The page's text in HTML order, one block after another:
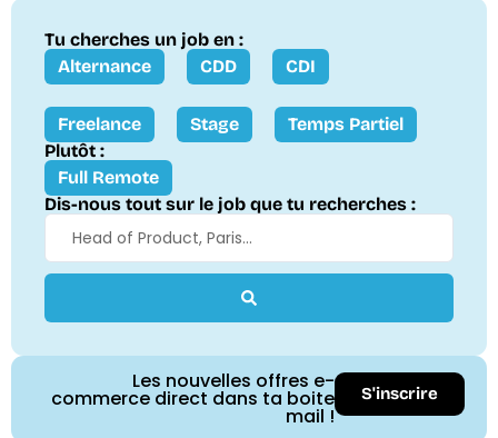
Tu cherches un job en :
Alternance
CDD CDI
Freelance Stage
Temps Partiel
Plutôt :
Full Remote
Dis-nous tout sur le job que tu recherches :
Les nouvelles offres e-
commerce direct dans ta boite
mail !
S'inscrire